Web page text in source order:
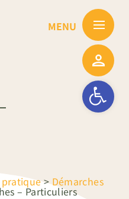
Ouvrir la
pratique>Démarches
– Particuliers